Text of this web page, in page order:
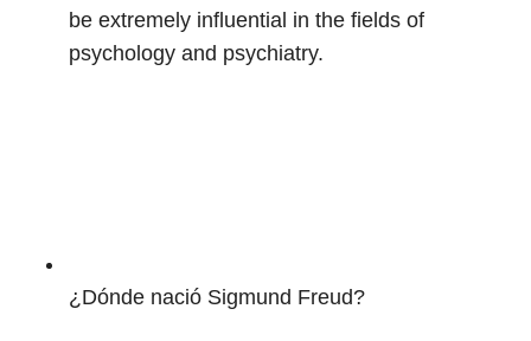
be extremely influential in the fields of
psychology and psychiatry.
¿Dónde nació Sigmund Freud?